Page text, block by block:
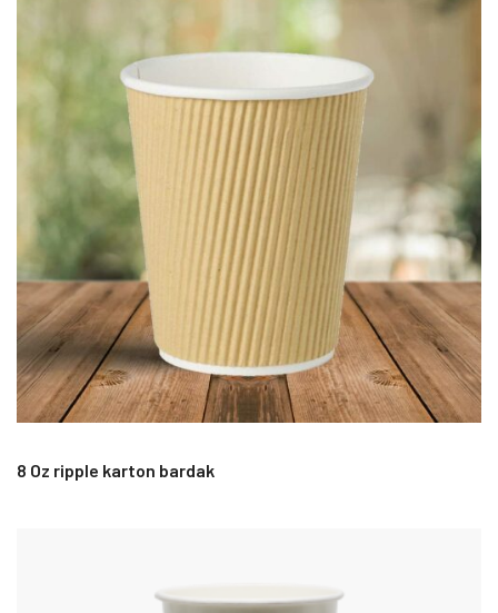
8 Oz ripple karton bardak